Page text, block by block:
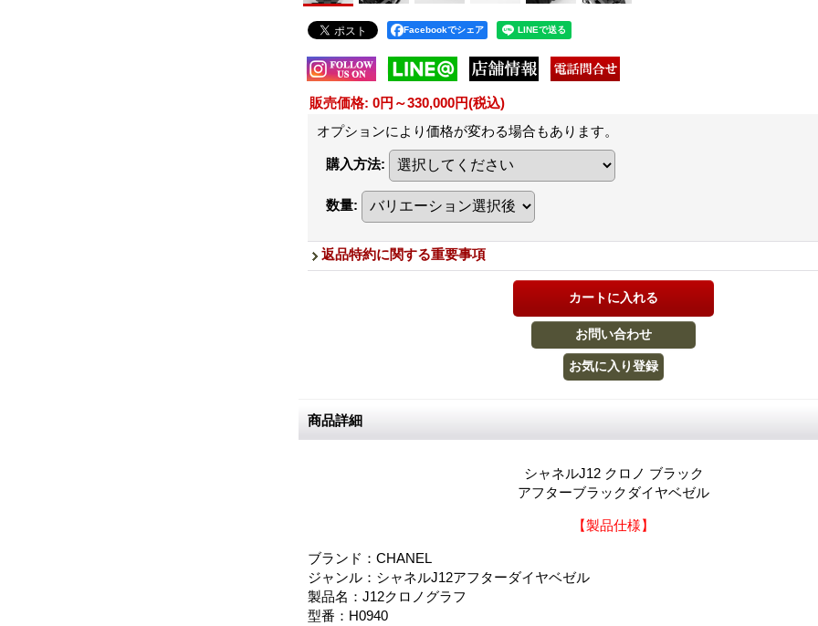
Facebookでシェア
販売価格: 0円～330,000円(税込)
オプションにより価格が変わる場合もあります。
購入方法:
数量:
返品特約に関する重要事項
商品詳細
シャネルJ12 クロノ ブラック
アフターブラックダイヤベゼル
【製品仕様】
ブランド：CHANEL
ジャンル：シャネルJ12アフターダイヤベゼル
製品名：J12クロノグラフ
型番：H0940